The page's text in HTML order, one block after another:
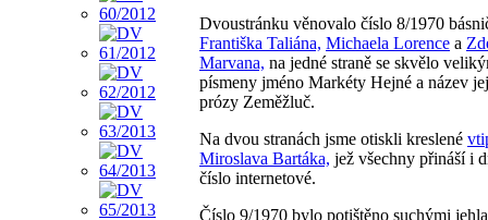
Dvoustránku věnovalo číslo 8/1970
Františka Taliána, Michaela Lorence a
Marvana, na jedné straně se skvělo
písmeny jméno Markéty Hejné a název
prózy Zeměžluč.
Na dvou stranách jsme otiskli kreslené
Miroslava Bartáka, jež všechny přináší i
číslo internetové.
Číslo 9/1970 bylo potištěno suchými